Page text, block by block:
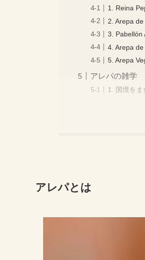
1. Reina
2. Arepa de
3. Pabellón
4. Arepa de
5. Arepa
アレパの雑学
1. 国境をま
アレパとは